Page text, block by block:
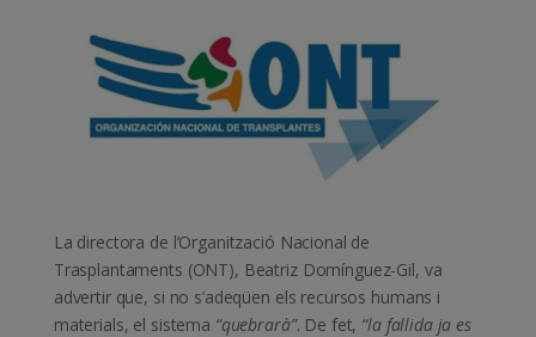
La directora de l’Organització Nacional de
Trasplantaments (ONT), Beatriz Domínguez-Gil, va
advertir que, si no s’adeqüen els recursos humans i
materials, el sistema “quebrarà”. De fet, “la fallida ja es